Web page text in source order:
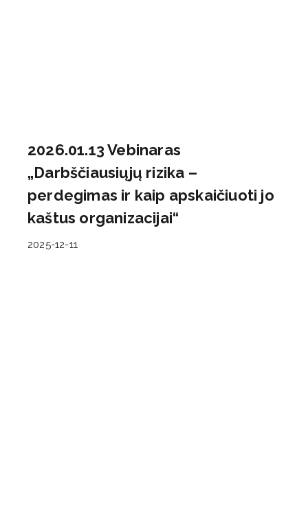
2026.01.13 Vebinaras
„Darbščiausiųjų rizika –
perdegimas ir kaip apskaičiuoti jo
kaštus organizacijai“
2025-12-11